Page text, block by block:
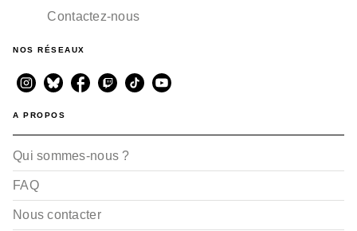
Contactez-nous
NOS RÉSEAUX
A PROPOS
Qui sommes-nous ?
FAQ
Nous contacter